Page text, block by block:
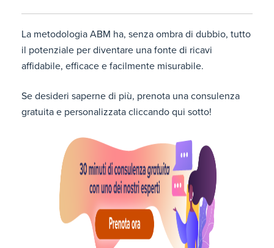
La metodologia ABM ha, senza ombra di dubbio, tutto
il potenziale per diventare una fonte di ricavi
affidabile, efficace e facilmente misurabile.
Se desideri saperne di più, prenota una consulenza
gratuita e personalizzata cliccando qui sotto!